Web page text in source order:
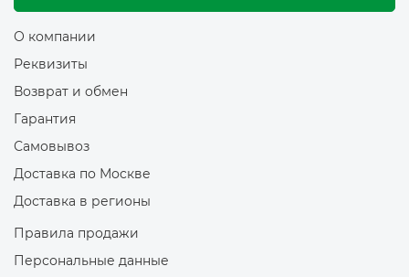
О компании
Реквизиты
Возврат и обмен
Гарантия
Самовывоз
Доставка по Москве
Доставка в регионы
Правила продажи
Персональные данные